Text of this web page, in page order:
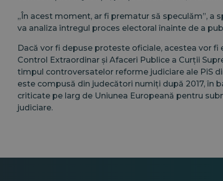
„În acest moment, ar fi prematur să speculăm”, a
va analiza întregul proces electoral înainte de a
Dacă vor fi depuse proteste oficiale, acestea vor fi
Control Extraordinar și Afaceri Publice a Curții
timpul controversatelor reforme judiciare ale PiS
este compusă din judecători numiți după 2017, în
criticate pe larg de Uniunea Europeană pentru
judiciare.